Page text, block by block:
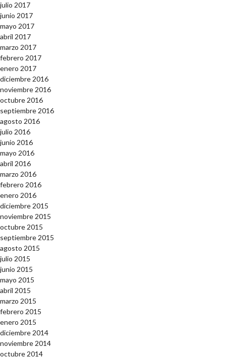
julio 2017
junio 2017
mayo 2017
abril 2017
marzo 2017
febrero 2017
enero 2017
diciembre 2016
noviembre 2016
octubre 2016
septiembre 2016
agosto 2016
julio 2016
junio 2016
mayo 2016
abril 2016
marzo 2016
febrero 2016
enero 2016
diciembre 2015
noviembre 2015
octubre 2015
septiembre 2015
agosto 2015
julio 2015
junio 2015
mayo 2015
abril 2015
marzo 2015
febrero 2015
enero 2015
diciembre 2014
noviembre 2014
octubre 2014